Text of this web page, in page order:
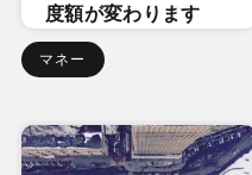
度額が変わります
マネー